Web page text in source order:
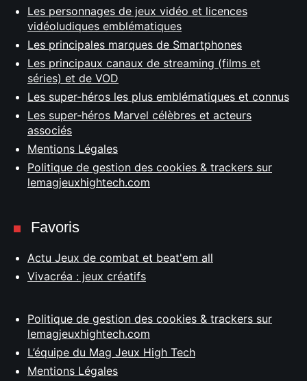
Les personnages de jeux vidéo et licences
vidéoludiques emblématiques
Les principales marques de Smartphones
Les principaux canaux de streaming (films et
séries) et de VOD
Les super-héros les plus emblématiques et connus
Les super-héros Marvel célèbres et acteurs
associés
Mentions Légales
Politique de gestion des cookies & trackers sur
lemagjeuxhightech.com
Favoris
Actu Jeux de combat et beat'em all
Vivacréa : jeux créatifs
Politique de gestion des cookies & trackers sur
lemagjeuxhightech.com
L’équipe du Mag Jeux High Tech
Mentions Légales